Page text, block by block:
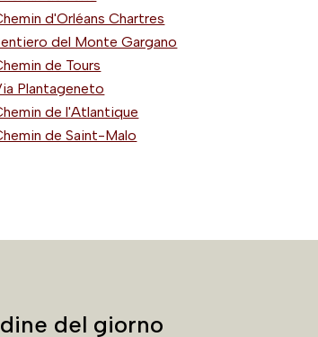
d'Orléans Chartres
del Monte Gargano
de Tours
Plantageneto
de l'Atlantique
de Saint-Malo
del giorno